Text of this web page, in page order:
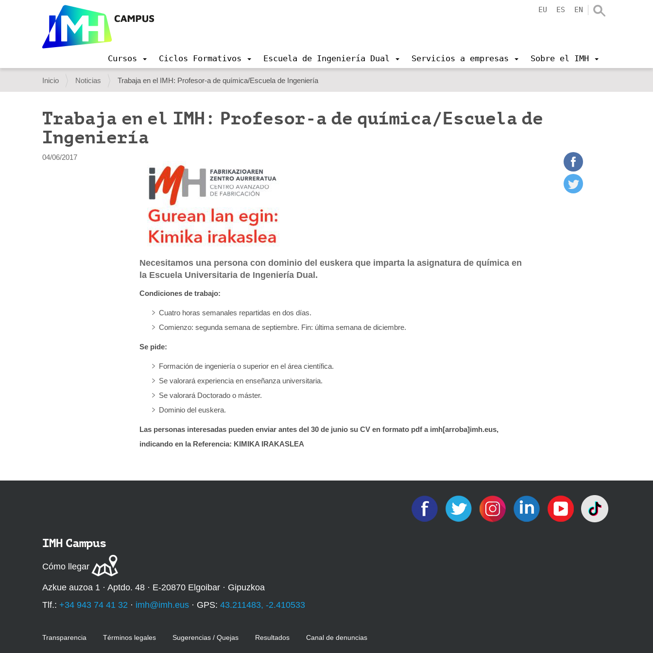
EU ES EN
v
a
c
n
Cursos Ciclos Formativos Escuela de Ingeniería Dual Servicios a empresas Sobre el IMH
U
s
e
e
Inicio Noticias Trabaja en el IMH: Profesor-a de química/Escuela de Ingeniería
Trabaja en el IMH: Profesor-a de química/Escuela de
Ingeniería
04/06/2017
Necesitamos una persona con dominio del euskera que imparta la asignatura de química en
la Escuela Universitaria de Ingeniería Dual.
Condiciones de trabajo:
Cuatro horas semanales repartidas en dos días.
Comienzo: segunda semana de septiembre. Fin: última semana de diciembre.
Se pide:
Formación de ingeniería o superior en el área científica.
Se valorará experiencia en enseñanza universitaria.
Se valorará Doctorado o máster.
Dominio del euskera.
Las personas interesadas pueden enviar antes del 30 de junio su CV en formato pdf a imh[arroba]imh.eus,
indicando en la Referencia: KIMIKA IRAKASLEA
IMH Campus
Cómo llegar
Azkue auzoa 1 · Aptdo. 48 · E-20870 Elgoibar · Gipuzkoa
Tlf.: +34 943 74 41 32 · imh@imh.eus · GPS: 43.211483, -2.410533
Transparencia Términos legales Sugerencias / Quejas Resultados Canal de denuncias